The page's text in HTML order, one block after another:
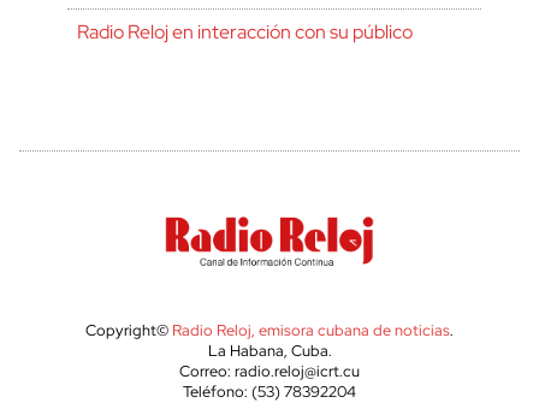
Radio Reloj en interacción con su público
Copyright© Radio Reloj, emisora cubana de noticias.
La Habana, Cuba.
Correo: radio.reloj@icrt.cu
Teléfono: (53) 78392204